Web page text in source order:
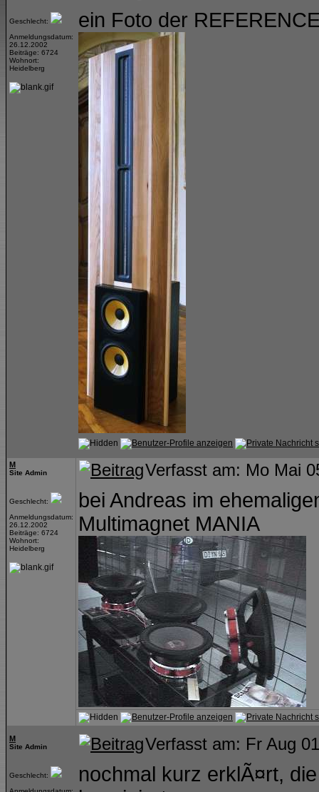
Geschlecht:
Anmeldungsdatum:
26.12.2002
Beiträge: 6724
Wohnort:
Heidelberg
ein Foto der
M
Site Admin
Geschlecht:
Anmeldungsdatum:
26.12.2002
Beiträge: 6724
Wohnort:
Heidelberg
Verfasst am: Mo Mai
bei Andreas im
Multimagnet MANIA
M
Site Admin
Geschlecht:
Verfasst am: Fr Aug
nochmal kurz erklÃ¤rt,